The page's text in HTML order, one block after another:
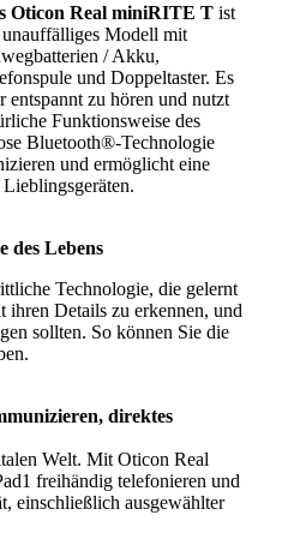
Oticon Real miniRITE Tist
Modell mit
/ Akku,
und Doppeltaster. Es
zu hören und nutzt
Funktionsweise des
Bluetooth®-Technologie
und ermöglicht eine
des Lebens
Technologie, die gelernt
Details zu erkennen, und
sollten. So können Sie die
direktes
Welt. Mit Oticon Real
freihändig telefonieren und
einschließlich ausgewählter